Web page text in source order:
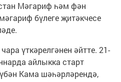
Мәгариф һәм фән
бүлеге җитәкчесе
үткәрелгәнен әйтте. 21-
айлыкка старт
Кама шәһәрләрендә,